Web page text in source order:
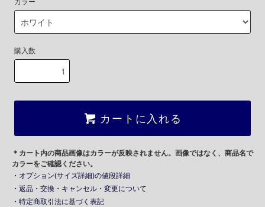
カラー
購入数
カートに入れる
＊カート内の商品画像はカラーが反映されません。画像ではなく、商品名で
カラーをご確認ください。
・オプション(サイズ詳細)の値段詳細
・返品・交換・キャンセル・変更について
・特定商取引法に基づく表記